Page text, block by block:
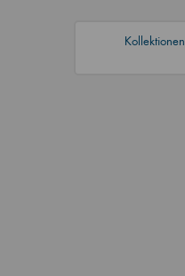
Kollektionen